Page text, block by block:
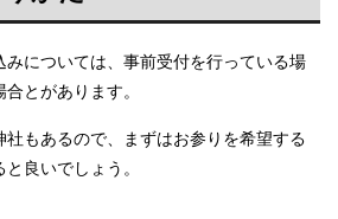
については、事前受付を行っている場
とがあります。
社もあるので、まずはお参りを希望する
良いでしょう。